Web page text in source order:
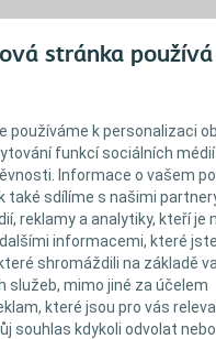
stránka používá
používáme k personalizaci
funkcí sociálních médií
Informace o vašem
také sdílíme s našimi
reklamy a analytiky, kteří je
informacemi, které
shromáždili na základě
služeb, mimo jiné za účelem
které jsou pro vás
souhlas kdykoli odvolat
hodině.
rychle vyloučí, aniž
rádi chuť vody, může
ovocné šťávy
nebo ananasová
konzumací ovoce s
je meloun, mango,